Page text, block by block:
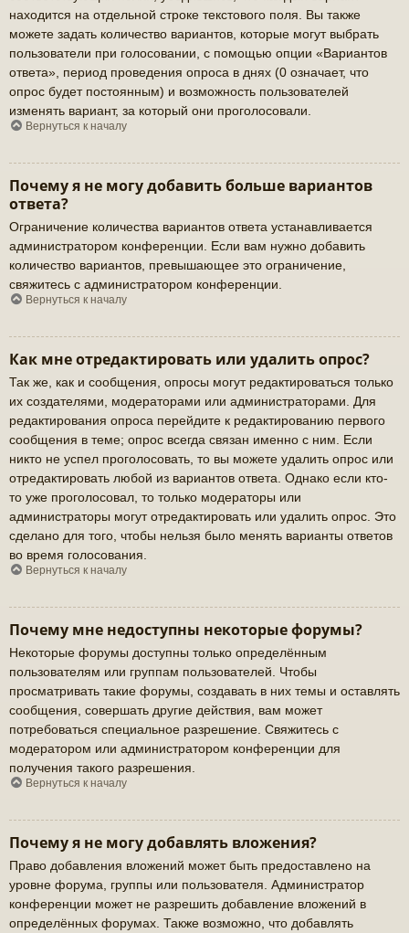
находится на отдельной строке текстового поля. Вы также
можете задать количество вариантов, которые могут выбрать
пользователи при голосовании, с помощью опции «Вариантов
ответа», период проведения опроса в днях (0 означает, что
опрос будет постоянным) и возможность пользователей
изменять вариант, за который они проголосовали.
Вернуться к началу
Почему я не могу добавить больше вариантов
ответа?
Ограничение количества вариантов ответа устанавливается
администратором конференции. Если вам нужно добавить
количество вариантов, превышающее это ограничение,
свяжитесь с администратором конференции.
Вернуться к началу
Как мне отредактировать или удалить опрос?
Так же, как и сообщения, опросы могут редактироваться только
их создателями, модераторами или администраторами. Для
редактирования опроса перейдите к редактированию первого
сообщения в теме; опрос всегда связан именно с ним. Если
никто не успел проголосовать, то вы можете удалить опрос или
отредактировать любой из вариантов ответа. Однако если кто-
то уже проголосовал, то только модераторы или
администраторы могут отредактировать или удалить опрос. Это
сделано для того, чтобы нельзя было менять варианты ответов
во время голосования.
Вернуться к началу
Почему мне недоступны некоторые форумы?
Некоторые форумы доступны только определённым
пользователям или группам пользователей. Чтобы
просматривать такие форумы, создавать в них темы и оставлять
сообщения, совершать другие действия, вам может
потребоваться специальное разрешение. Свяжитесь с
модератором или администратором конференции для
получения такого разрешения.
Вернуться к началу
Почему я не могу добавлять вложения?
Право добавления вложений может быть предоставлено на
уровне форума, группы или пользователя. Администратор
конференции может не разрешить добавление вложений в
определённых форумах. Также возможно, что добавлять